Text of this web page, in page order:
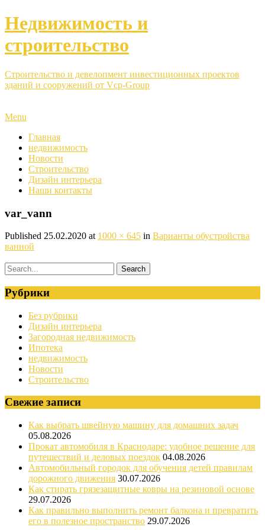
Недвижимость и
строительство
Строительство и девелопмент инвестиционных проектов
зданий и сооружений от Vcp-Group
Menu
Главная
недвижимость
Новости
Строительство
Дизайн интерьера
Наши контакты
var_vann
Published 25.02.2020 at 1000 × 645 in Варианты обустройства
ванной
Рубрики
Без рубрики
Дизайн интерьера
Загородная недвижимость
Ипотека
недвижимость
Новости
Строительство
Свежие записи
Как выбрать швейную машину для домашних задач
05.08.2026
Прокат автомобиля в Краснодаре: удобное решение для
путешествий и деловых поездок 04.08.2026
Автомобильный городок для обучения детей правилам
дорожного движения 30.07.2026
Как стирать грязезащитные ковры на резиновой основе
29.07.2026
Как правильно выполнить ремонт балкона и превратить
его в полезное пространство 29.07.2026